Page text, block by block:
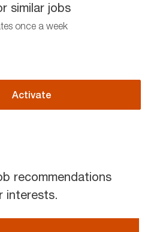
similar jobs
once a week
Activate
recommendations
interests.